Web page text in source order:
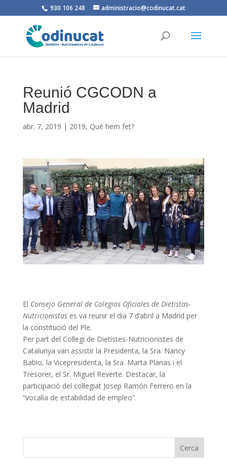
930 106 248 administracio@codinucat.cat
Reunió CGCODN a
Madrid
abr. 7, 2019 | 2019, Què hem fet?
El Consejo General de Colegios Oficiales de Dietistas-
Nutricionistases va reunir el dia 7 d’abril a Madrid per
la constitució del Ple.
Per part del Col·legi de Dietistes-Nutricionistes de
Catalunya van assistir la Presidenta, la Sra. Nancy
Babio, la Vicepresidenta, la Sra. Marta Planas i el
Tresorer, el Sr. Miguel Reverte. Destacar, la
participació del col·legiat Josep Ramón Ferrero en la
“vocalia de estabilidad de empleo”.